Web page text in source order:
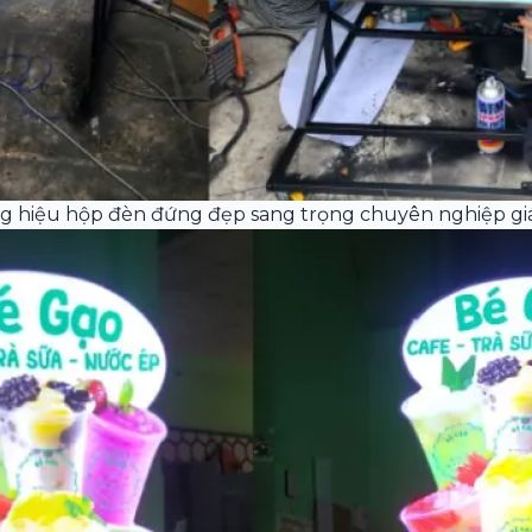
hiệu hộp đèn đứng đẹp sang trọng chuyên nghiệp